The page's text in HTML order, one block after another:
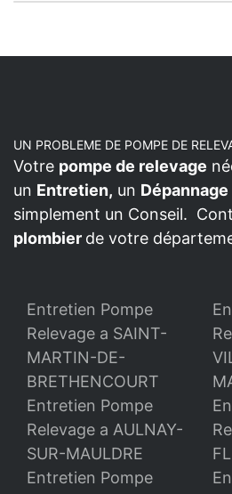
UN PROBLEME DE POMPE DE
Votre pompe de relevage
un Entretien, un Dépannage
simplement un Conseil.
plombier de votre
Entretien Pompe
Relevage a SAINT-
MARTIN-DE-
BRETHENCOURT
Entretien Pompe
Relevage a AULNAY-
SUR-MAULDRE
Entretien Pompe